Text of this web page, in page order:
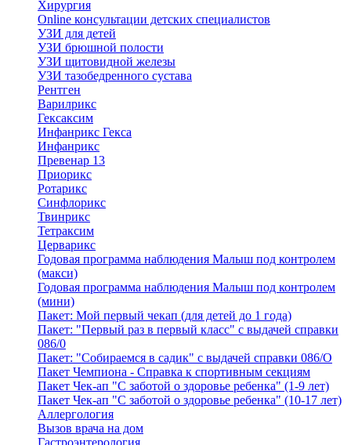
Хирургия
Online консультации детских специалистов
УЗИ для детей
УЗИ брюшной полости
УЗИ щитовидной железы
УЗИ тазобедренного сустава
Рентген
Варилрикс
Гексаксим
Инфанрикс Гекса
Инфанрикс
Превенар 13
Приорикс
Ротарикс
Синфлорикс
Твинрикс
Тетраксим
Церварикс
Годовая программа наблюдения Малыш под контролем
(макси)
Годовая программа наблюдения Малыш под контролем
(мини)
Пакет: Мой первый чекап (для детей до 1 года)
Пакет: "Первый раз в первый класс" с выдачей справки
086/0
Пакет: "Собираемся в садик" с выдачей справки 086/О
Пакет Чемпиона - Справка к спортивным секциям
Пакет Чек-ап "С заботой о здоровье ребенка" (1-9 лет)
Пакет Чек-ап "С заботой о здоровье ребенка" (10-17 лет)
Аллергология
Вызов врача на дом
Гастроэнтерология